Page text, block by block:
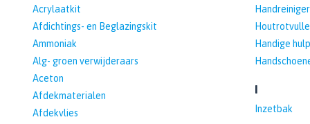
Duurzame verf
Tegelverf
Schoolbord- en magneetverf
Kassenwit
Dakcoating
Acrylaatkit
Afdichtings- en Beglazingskit
Ammoniak
Alg- groen verwijderaars
Aceton
Afdekmaterialen
Afdekvlies
Handige
I
Inzetbak